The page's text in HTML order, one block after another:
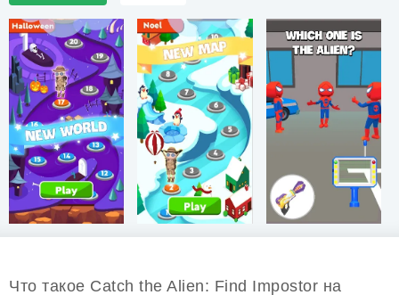
Что такое Catch the Alien: Find Impostor на